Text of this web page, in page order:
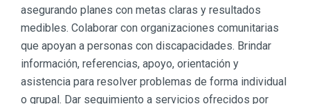
asegurando planes con metas claras y resultados
medibles. Colaborar con organizaciones comunitarias
que apoyan a personas con discapacidades. Brindar
información, referencias, apoyo, orientación y
asistencia para resolver problemas de forma individual
o grupal. Dar seguimiento a servicios ofrecidos por